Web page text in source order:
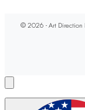
© 2026 - Art Direction